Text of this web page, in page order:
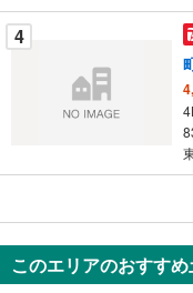
4
このエリアのおすす